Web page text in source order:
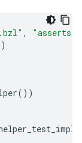
, "asserts"
)
())